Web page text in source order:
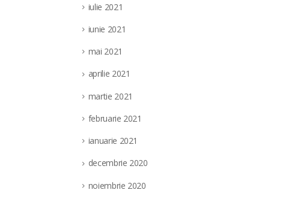
iulie 2021
iunie 2021
mai 2021
aprilie 2021
martie 2021
februarie 2021
ianuarie 2021
decembrie 2020
noiembrie 2020